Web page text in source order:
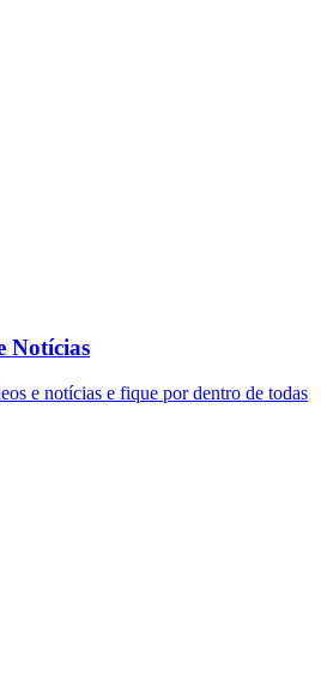
Notícias
e notícias e fique por dentro de todas